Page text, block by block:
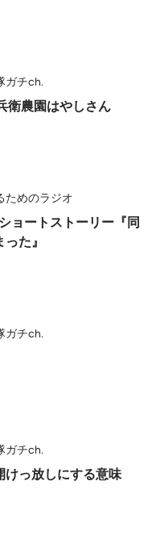
ガチch.
衛農園はやしさん
ためのラジオ
ョートストーリー『同
た』
ガチch.
ガチch.
けっ放しにする意味